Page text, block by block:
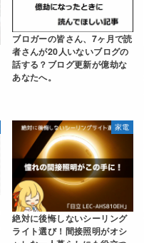
ブロガーの皆さん、7ヶ月で読
者さんが20人いないブログの
話する？ブログ更新が億劫な
あなたへ。
家電
絶対に後悔しないシーリング
ライト選び！間接照明がオシ